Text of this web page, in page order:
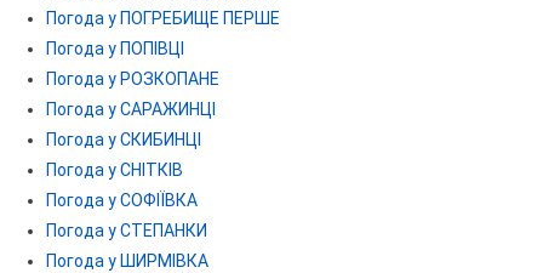
Погода у ПОГРЕБИЩЕ ПЕРШЕ
Погода у ПОПІВЦІ
Погода у РОЗКОПАНЕ
Погода у САРАЖИНЦІ
Погода у СКИБИНЦІ
Погода у СНІТКІВ
Погода у СОФІЇВКА
Погода у СТЕПАНКИ
Погода у ШИРМІВКА